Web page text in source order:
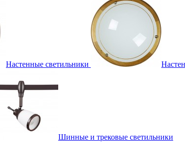
Настенные светильники
Шинные и трековые светильники